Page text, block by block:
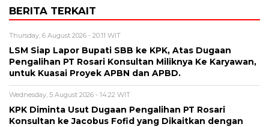
BERITA TERKAIT
Thursday, 6 August 2026 - 20:11 WIT
LSM Siap Lapor Bupati SBB ke KPK, Atas Dugaan
Pengalihan PT Rosari Konsultan Miliknya Ke Karyawan,
untuk Kuasai Proyek APBN dan APBD.
Wednesday, 5 August 2026 - 14:22 WIT
KPK Diminta Usut Dugaan Pengalihan PT Rosari
Konsultan ke Jacobus Fofid yang Dikaitkan dengan